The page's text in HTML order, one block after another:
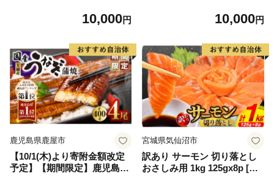
10,000円 10,000円
鹿児島県鹿屋市
【10/1(木)より寄附金額改定
予定】【期間限定】鹿児島県
宮城県気仙沼市
訳あり サーモン 切り落とし
おさしみ用 1kg 125gx8p [足